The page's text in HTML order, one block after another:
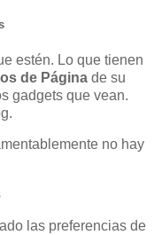
estén. Lo que tienen
de Página de su
gadgets que vean.
no hay
las preferencias de